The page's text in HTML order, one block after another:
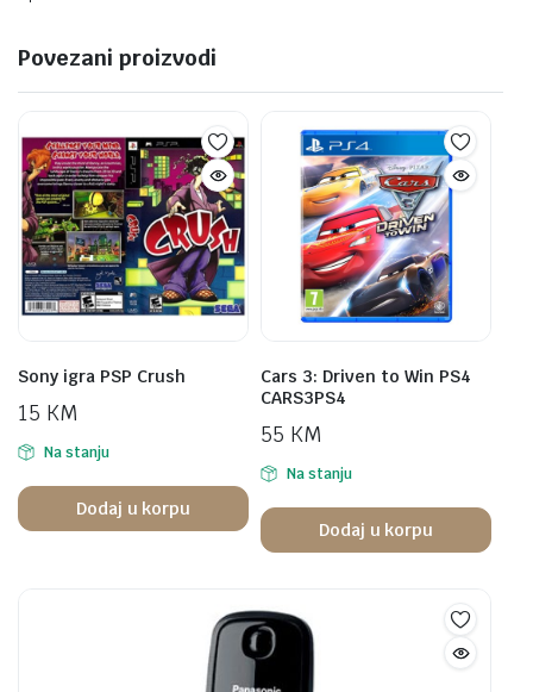
Povezani proizvodi
Sony igra PSP Crush
15 KM
Na stanju
Dodaj u korpu
Cars 3: Driven to Win PS4
CARS3PS4
55 KM
Na stanju
Dodaj u korpu